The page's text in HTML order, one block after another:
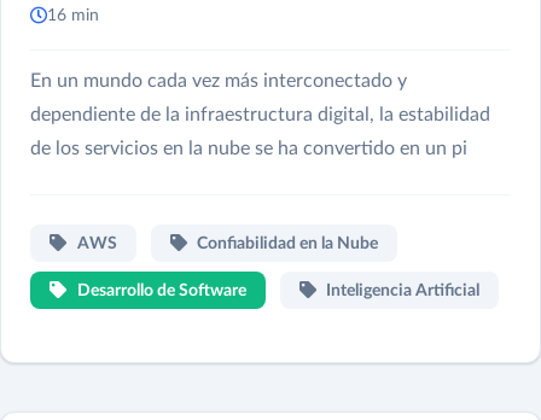
16 min
En un mundo cada vez más interconectado y
dependiente de la infraestructura digital, la estabilidad
de los servicios en la nube se ha convertido en un pi
AWS Confiabilidad en la Nube
Desarrollo de Software Inteligencia Artificial